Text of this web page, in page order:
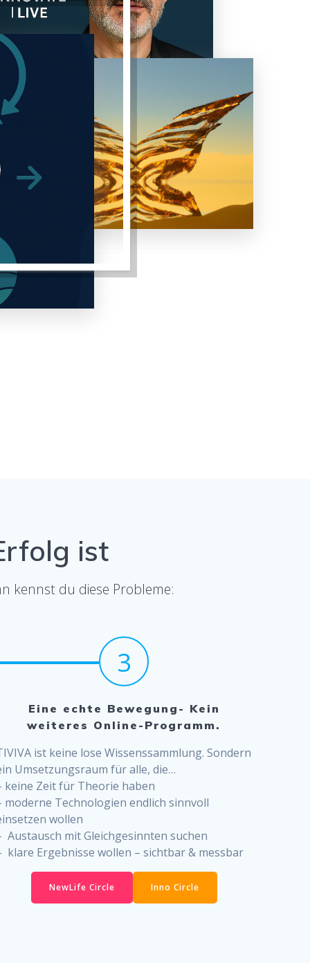
ist
kennst du diese Probleme:
3
Eine echte Bewegung- Kein
weiteres Online-Programm.
ist keine lose Wissenssammlung. Sondern
Umsetzungsraum für alle, die…
keine Zeit für Theorie haben
moderne Technologien endlich sinnvoll
wollen
Austausch mit Gleichgesinnten suchen
klare Ergebnisse wollen – sichtbar & messbar
NewLife Circle Inno Circle